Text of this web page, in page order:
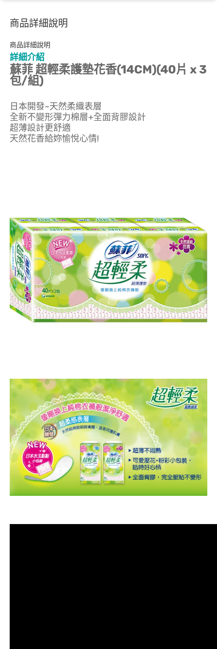
商品詳細說明
商品詳細說明
詳細介紹
蘇菲 超輕柔護墊花香(14CM)(40片 x 3
包/組)
日本開發~天然柔織表層
全新不變形彈力棉層+全面背膠設計
超薄設計更舒適
天然花香給妳愉悅心情!